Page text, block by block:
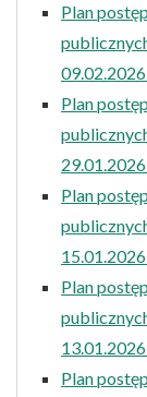
Plan
09.02.2026
Plan
29.01.2026
Plan
15.01.2026
Plan
13.01.2026
Plan